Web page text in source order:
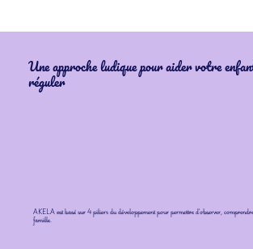
Une approche ludique pour aider votre
réguler
AKELA est basé sur 4 piliers du développement pour permettre d'observer,
famille.